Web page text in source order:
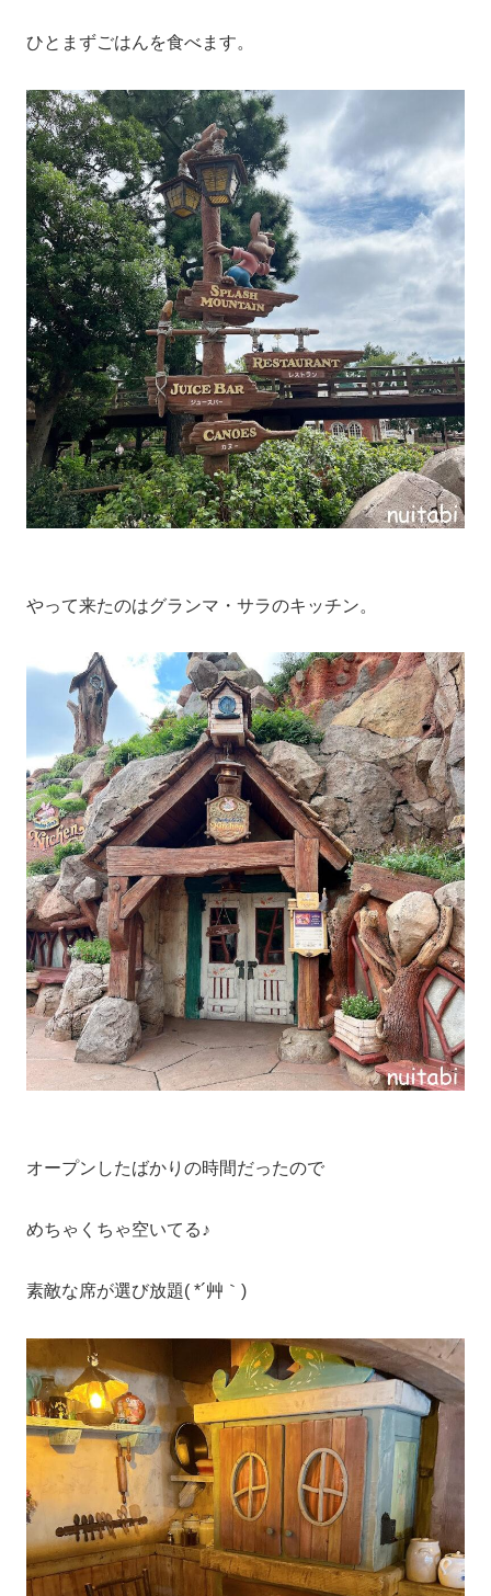
ひとまずごはんを食べます。
やって来たのはグランマ・サラのキッチン。
オープンしたばかりの時間だったので
めちゃくちゃ空いてる♪
素敵な席が選び放題( *´艸｀)